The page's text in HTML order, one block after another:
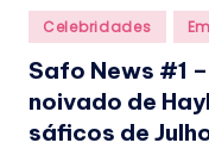
Posted
in
Celebridades
Safo News #1
noivado de
sáficos de